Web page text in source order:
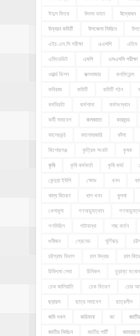
ঈদুল ফিতর উৎসব ভাতা উদ্বোধন
উন্নয়ন কমিটি উপজেলা নির্বাচন
এইচ.এস.সি পরীক্ষা এএসপি এতিম
এফিডেভিট এমপি এসএসসি পরীক্ষা
ওয়ার্ল্ড ভিশন কক্সবাজার কনফিডেন্স
কবিরাজ কমিটি কমিটি গঠন
কর্মবিরতি কর্মশালা কর্মসংস্থান
কর্মী সমাবেশ কলকাতা কারাদন্ড
কালেরকন্ঠ কালোবাজারি কাঁসা
কিশোরগঞ্জ কৃত্রিম সংকট কৃষক
কৃষি কৃষি কর্মকর্তা কৃষি কার্ড
কেন্দুয়া ইউপি ক্ষোভ খনন
খাদ্য বিতরণ খাল খনন খুলনা
খেলাধূলা গণঅভ্যুত্থান
গণমিছিল গাইবান্ধা গাছ কর্তন
গুনীজন গ্রেনেড ঘূর্ণিঝড়
চট্টগ্রাম বিভাগ চাল উদ্ধার চাল
চিকিৎসা সেবা চিনিকল চুড়ান্ত
চেক জালিয়াতি চেক বিতরণ চোর
ছড়ারস ছাত্র সমাবেশ ছাত্রলীগ
জমি দখল জরিমানা জা জাতীয়
জাতীয় নির্বাচন জাতীয় পার্টি